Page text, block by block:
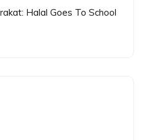
Halal Goes To School